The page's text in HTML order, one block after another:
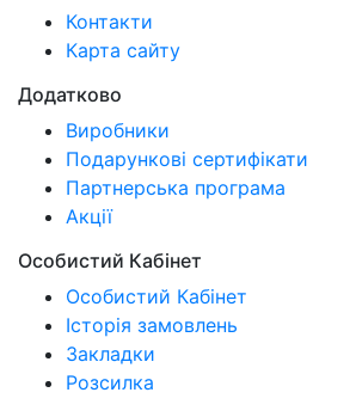
Контакти
Карта сайту
Додатково
Виробники
Подарункові сертифікати
Партнерська програма
Акції
Особистий Кабінет
Особистий Кабінет
Історія замовлень
Закладки
Розсилка